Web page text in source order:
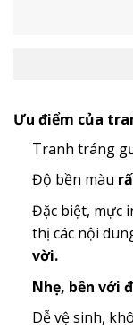
Ưu điểm của
Tranh tráng
Độ bền màu
Đặc biệt, mực
thị các nội
vời.
Nhẹ, bền với
Dễ vệ sinh,